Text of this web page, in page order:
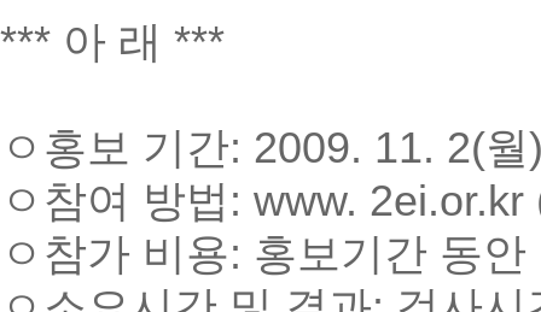
*** 아 래 ***
ㅇ홍보 기간: 2009. 11. 2(
ㅇ참여 방법: www.
ㅇ참가 비용: 홍보기간 동